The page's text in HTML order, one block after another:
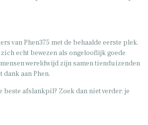
van Phen375 met de behaalde eerste plek.
echt bewezen als ongelooflijk goede
wereldwijd zijn samen tienduizenden
dank aan Phen.
beste afslankpil? Zoek dan niet verder: je